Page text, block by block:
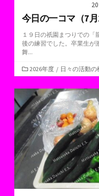
今日の一コマ（7月
１９日の祇園まつりでの「
後の練習でした。卒業生が
舞...
カ
テ
ゴ
リ
ー
2026年度 / 日々の活動の